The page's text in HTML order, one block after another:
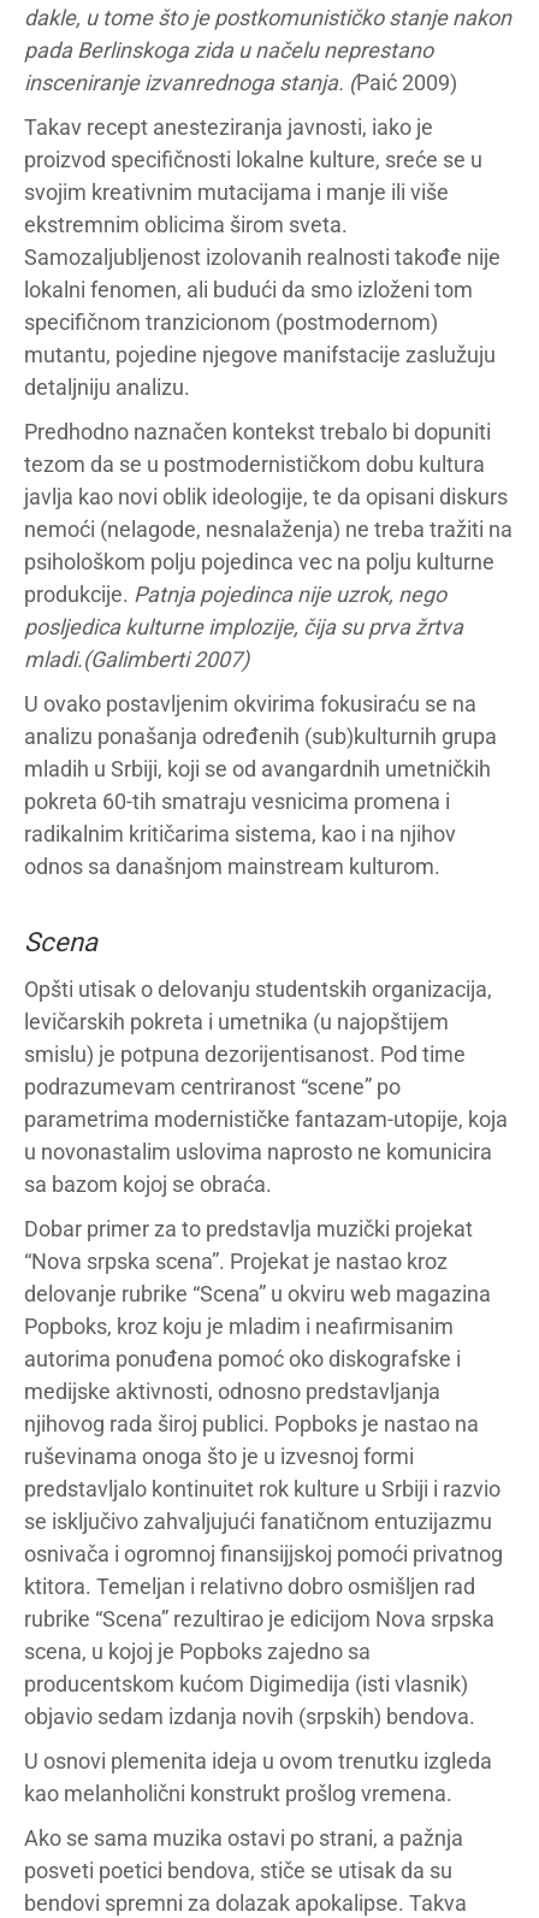
dakle, u tome što je postkomunističko stanje nakon
pada Berlinskoga zida u načelu neprestano
insceniranje izvanrednoga stanja. (Paić 2009)
Takav recept anesteziranja javnosti, iako je
proizvod specifičnosti lokalne kulture, sreće se u
svojim kreativnim mutacijama i manje ili više
ekstremnim oblicima širom sveta.
Samozaljubljenost izolovanih realnosti takođe nije
lokalni fenomen, ali budući da smo izloženi tom
specifičnom tranzicionom (postmodernom)
mutantu, pojedine njegove manifstacije zaslužuju
detaljniju analizu.
Predhodno naznačen kontekst trebalo bi dopuniti
tezom da se u postmodernističkom dobu kultura
javlja kao novi oblik ideologije, te da opisani diskurs
nemoći (nelagode, nesnalaženja) ne treba tražiti na
psihološkom polju pojedinca vec na polju kulturne
produkcije. Patnja pojedinca nije uzrok, nego
posljedica kulturne implozije, čija su prva žrtva
mladi.(Galimberti 2007)
U ovako postavljenim okvirima fokusiraću se na
analizu ponašanja određenih (sub)kulturnih grupa
mladih u Srbiji, koji se od avangardnih umetničkih
pokreta 60-tih smatraju vesnicima promena i
radikalnim kritičarima sistema, kao i na njihov
odnos sa današnjom mainstream kulturom.
Scena
Opšti utisak o delovanju studentskih organizacija,
levičarskih pokreta i umetnika (u najopštijem
smislu) je potpuna dezorijentisanost. Pod time
podrazumevam centriranost “scene” po
parametrima modernističke fantazam-utopije, koja
u novonastalim uslovima naprosto ne komunicira
sa bazom kojoj se obraća.
Dobar primer za to predstavlja muzički projekat
“Nova srpska scena”. Projekat je nastao kroz
delovanje rubrike “Scena” u okviru web magazina
Popboks, kroz koju je mladim i neafirmisanim
autorima ponuđena pomoć oko diskografske i
medijske aktivnosti, odnosno predstavljanja
njihovog rada široj publici. Popboks je nastao na
ruševinama onoga što je u izvesnoj formi
predstavljalo kontinuitet rok kulture u Srbiji i razvio
se isključivo zahvaljujući fanatičnom entuzijazmu
osnivača i ogromnoj finansijjskoj pomoći privatnog
ktitora. Temeljan i relativno dobro osmišljen rad
rubrike “Scena” rezultirao je edicijom Nova srpska
scena, u kojoj je Popboks zajedno sa
producentskom kućom Digimedija (isti vlasnik)
objavio sedam izdanja novih (srpskih) bendova.
U osnovi plemenita ideja u ovom trenutku izgleda
kao melanholični konstrukt prošlog vremena.
Ako se sama muzika ostavi po strani, a pažnja
posveti poetici bendova, stiče se utisak da su
bendovi spremni za dolazak apokalipse. Takva